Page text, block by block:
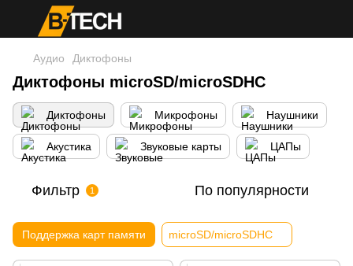
Аудио Диктофоны
Диктофоны microSD/microSDHC
Диктофоны Микрофоны Наушники
Акустика Звуковые карты ЦАПы
Фильтр 1 По популярности
Поддержка карт памяти microSD/microSDHC